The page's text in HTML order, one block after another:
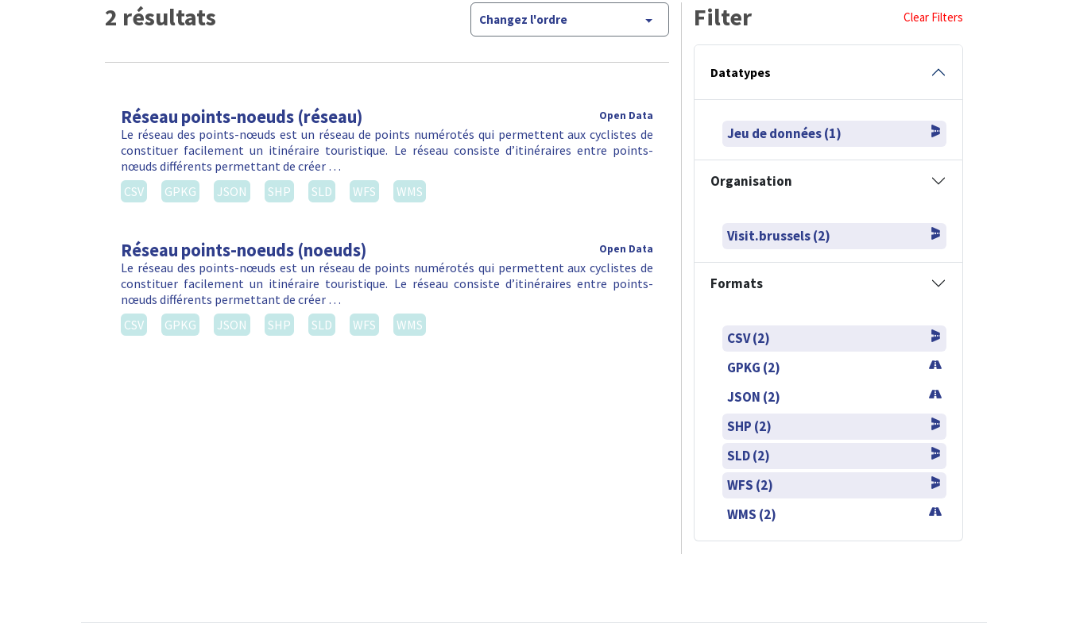
2 résultats Changez l'ordre
Réseau points-noeuds (réseau) Open Data
Le réseau des points-nœuds est un réseau de points numérotés qui permettent aux cyclistes de
constituer facilement un itinéraire touristique. Le réseau consiste d’itinéraires entre points-
nœuds différents permettant de créer …
CSV
GPKG JSON SHP SLD WFS WMS
Réseau points-noeuds (noeuds) Open Data
Le réseau des points-nœuds est un réseau de points numérotés qui permettent aux cyclistes de
constituer facilement un itinéraire touristique. Le réseau consiste d’itinéraires entre points-
nœuds différents permettant de créer …
CSV
GPKG JSON SHP SLD WFS WMS
Filter Clear Filters
Datatypes
Jeu de données (1)
Organisation
Visit.brussels (2)
Formats
CSV (2)
GPKG (2)
JSON (2)
SHP (2)
SLD (2)
WFS (2)
WMS (2)